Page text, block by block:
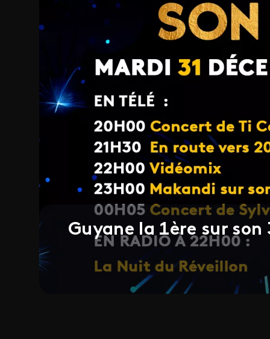
Guyane la 1ère sur son